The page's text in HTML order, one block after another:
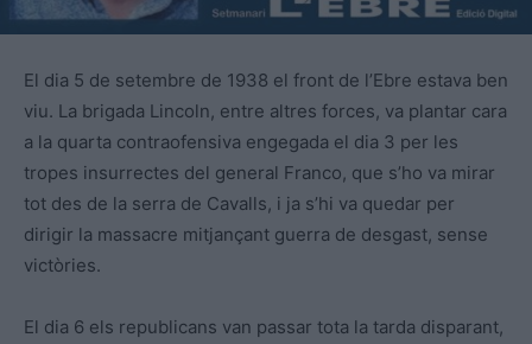
El dia 5 de setembre de 1938 el front de l’Ebre estava ben
viu. La brigada Lincoln, entre altres forces, va plantar cara
a la quarta contraofensiva engegada el dia 3 per les
tropes insurrectes del general Franco, que s’ho va mirar
tot des de la serra de Cavalls, i ja s’hi va quedar per
dirigir la massacre mitjançant guerra de desgast, sense
victòries.
El dia 6 els republicans van passar tota la tarda disparant,